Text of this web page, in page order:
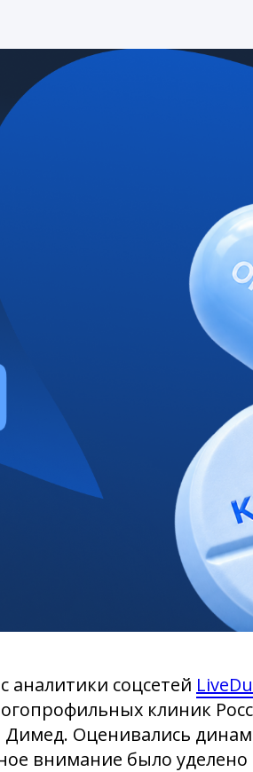
аналитики соцсетей
клиник
Димед. Оценивались
внимание было